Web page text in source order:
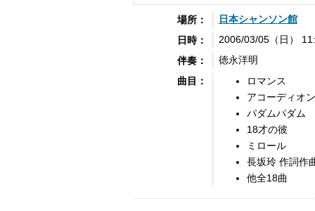
場所： 日本シャンソン館
日時：
2006/03/05（日）
伴奏：
徳永洋明
曲目：
ロマンス
アコーディオ
パダムパダム
18才の彼
ミロール
長坂玲 作詞作
他全18曲